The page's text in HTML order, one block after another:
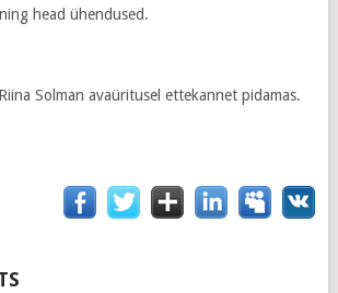
head ühendused.
Solman avaüritusel ettekannet pidamas.